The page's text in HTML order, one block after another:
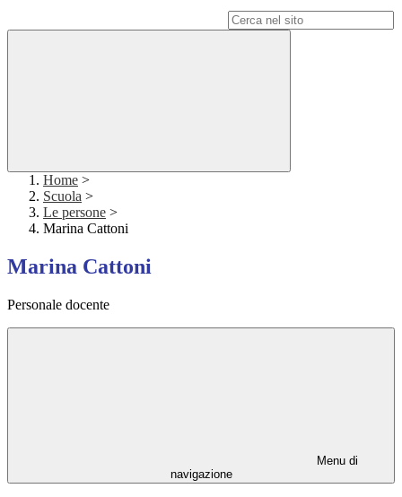
Home >
Scuola >
Le persone >
Marina Cattoni
Marina Cattoni
Personale docente
Menu di
navigazione